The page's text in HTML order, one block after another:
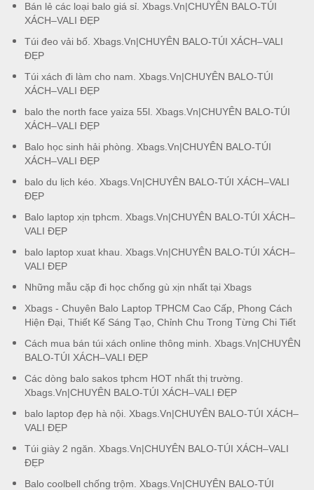
Bán lẻ các loại balo giá sỉ. Xbags.Vn|CHUYÊN BALO-TÚI
XÁCH–VALI ĐẸP
Túi đeo vải bố. Xbags.Vn|CHUYÊN BALO-TÚI XÁCH–VALI
ĐẸP
Túi xách đi làm cho nam. Xbags.Vn|CHUYÊN BALO-TÚI
XÁCH–VALI ĐẸP
balo the north face yaiza 55l. Xbags.Vn|CHUYÊN BALO-TÚI
XÁCH–VALI ĐẸP
Balo học sinh hải phòng. Xbags.Vn|CHUYÊN BALO-TÚI
XÁCH–VALI ĐẸP
balo du lịch kéo. Xbags.Vn|CHUYÊN BALO-TÚI XÁCH–VALI
ĐẸP
Balo laptop xịn tphcm. Xbags.Vn|CHUYÊN BALO-TÚI XÁCH–
VALI ĐẸP
balo laptop xuat khau. Xbags.Vn|CHUYÊN BALO-TÚI XÁCH–
VALI ĐẸP
Những mẫu cặp đi học chống gù xịn nhất tại Xbags
Xbags - Chuyên Balo Laptop TPHCM Cao Cấp, Phong Cách
Hiện Đại, Thiết Kế Sáng Tạo, Chỉnh Chu Trong Từng Chi Tiết
Cách mua bán túi xách online thông minh. Xbags.Vn|CHUYÊN
BALO-TÚI XÁCH–VALI ĐẸP
Các dòng balo sakos tphcm HOT nhất thị trường.
Xbags.Vn|CHUYÊN BALO-TÚI XÁCH–VALI ĐẸP
balo laptop đẹp hà nội. Xbags.Vn|CHUYÊN BALO-TÚI XÁCH–
VALI ĐẸP
Túi giày 2 ngăn. Xbags.Vn|CHUYÊN BALO-TÚI XÁCH–VALI
ĐẸP
Balo coolbell chống trộm. Xbags.Vn|CHUYÊN BALO-TÚI